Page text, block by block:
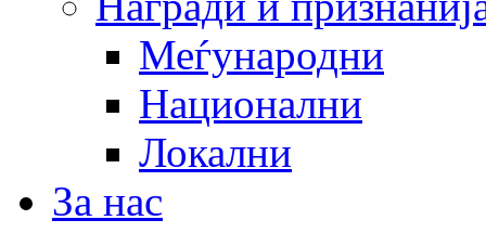
Меѓународни
Национални
Локални
За нас